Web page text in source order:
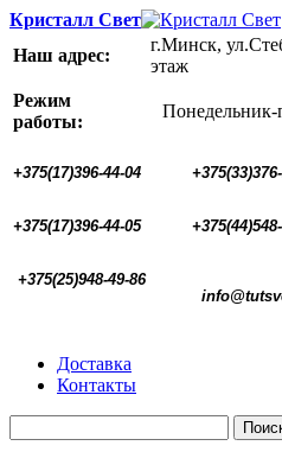
Кристалл Свет
Наш адрес:
г.Минск,
этаж
Режим
работы:
Понедельник-
+375(17)396-44-04
+375(17)396-44-05
+375(25)948-49-86
Доставка
Контакты